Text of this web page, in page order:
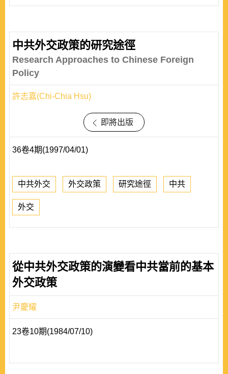
中共外交政策的研究途徑
Research Approaches to Chinese Foreign
Policy
許志嘉(Chi-Chia Hsu)
即將出版
36卷4期(1997/04/01)
中共外交 外交政策 研究途徑 中共
外交
從中共外交政策的演變看中共當前的基本
外交政策
尹慶耀
23卷10期(1984/07/10)